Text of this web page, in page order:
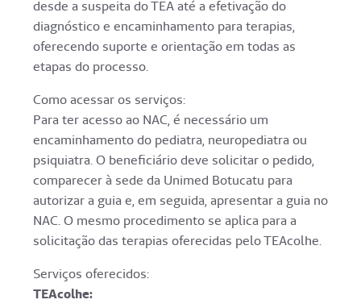
desde a suspeita do TEA até a efetivação do
diagnóstico e encaminhamento para terapias,
oferecendo suporte e orientação em todas as
etapas do processo.
Como acessar os serviços:
Para ter acesso ao NAC, é necessário um
encaminhamento do pediatra, neuropediatra ou
psiquiatra. O beneficiário deve solicitar o pedido,
comparecer à sede da Unimed Botucatu para
autorizar a guia e, em seguida, apresentar a guia no
NAC. O mesmo procedimento se aplica para a
solicitação das terapias oferecidas pelo TEAcolhe.
Serviços oferecidos:
TEAcolhe: